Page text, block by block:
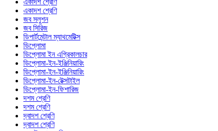
একাদশ শ্রেণি
জব সলুশন
জব সিরিজ
ডিপার্টমেন্টাল ম্যাথমেটিক্স
ডিপ্লোমা
ডিপ্লোমা ইন এগ্রিকালচার
ডিপ্লোমা-ইন-ইঞ্জিনিয়ারিং
ডিপ্লোমা-ইন-ইঞ্জিনিয়ারিং
ডিপ্লোমা-ইন-টেক্সটাইল
ডিপ্লোমা-ইন-ফিশারিজ
দশম শ্রেণি
দশম শ্রেণি
দ্বাদশ শ্রেণি
দ্বাদশ শ্রেণি